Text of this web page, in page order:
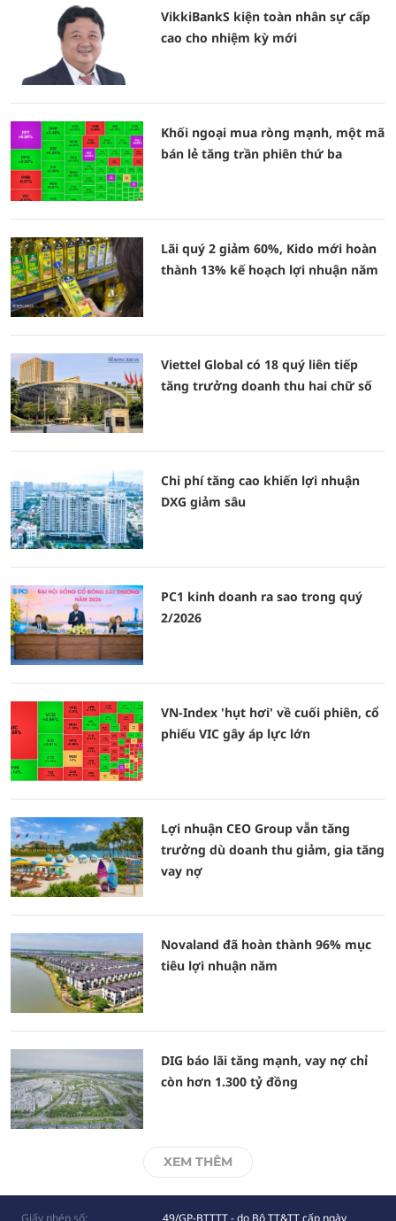
VikkiBankS kiện toàn nhân sự cấp
cao cho nhiệm kỳ mới
Khối ngoại mua ròng mạnh, một mã
bán lẻ tăng trần phiên thứ ba
Lãi quý 2 giảm 60%, Kido mới hoàn
thành 13% kế hoạch lợi nhuận năm
Viettel Global có 18 quý liên tiếp
tăng trưởng doanh thu hai chữ số
Chi phí tăng cao khiến lợi nhuận
DXG giảm sâu
PC1 kinh doanh ra sao trong quý
2/2026
VN-Index 'hụt hơi' về cuối phiên, cổ
phiếu VIC gây áp lực lớn
Lợi nhuận CEO Group vẫn tăng
trưởng dù doanh thu giảm, gia tăng
vay nợ
Novaland đã hoàn thành 96% mục
tiêu lợi nhuận năm
DIG báo lãi tăng mạnh, vay nợ chỉ
còn hơn 1.300 tỷ đồng
XEM THÊM
Giấy phép số: 49/GP-BTTTT - do Bộ TT&TT cấp ngày